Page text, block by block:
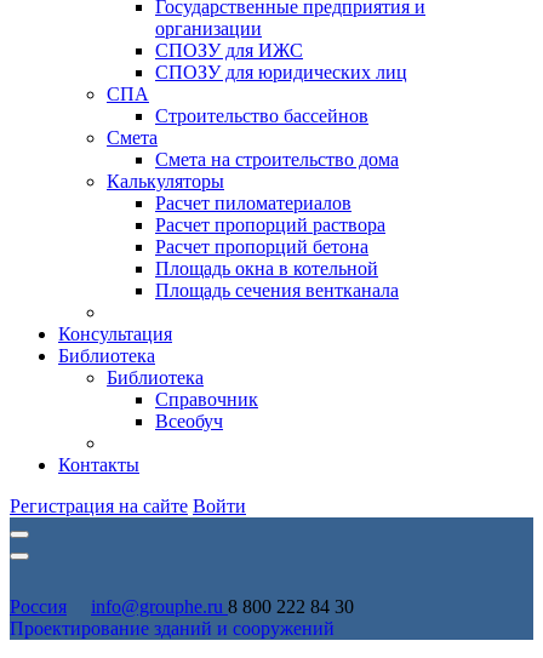
Государственные предприятия и
организации
СПОЗУ для ИЖС
СПОЗУ для юридических лиц
СПА
Строительство бассейнов
Смета
Смета на строительство дома
Калькуляторы
Расчет пиломатериалов
Расчет пропорций раствора
Расчет пропорций бетона
Площадь окна в котельной
Площадь сечения вентканала
Консультация
Библиотека
Библиотека
Справочник
Всеобуч
Контакты
Регистрация на сайте Войти
Россия info@grouphe.ru 8 800 222 84 30
Проектирование зданий и сооружений